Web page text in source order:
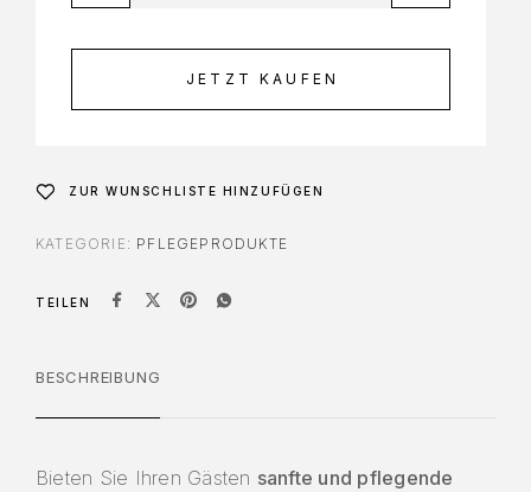
JETZT KAUFEN
ZUR WUNSCHLISTE HINZUFÜGEN
KATEGORIE: PFLEGEPRODUKTE
TEILEN
BESCHREIBUNG
Bieten Sie Ihren Gästen sanfte und pflegende